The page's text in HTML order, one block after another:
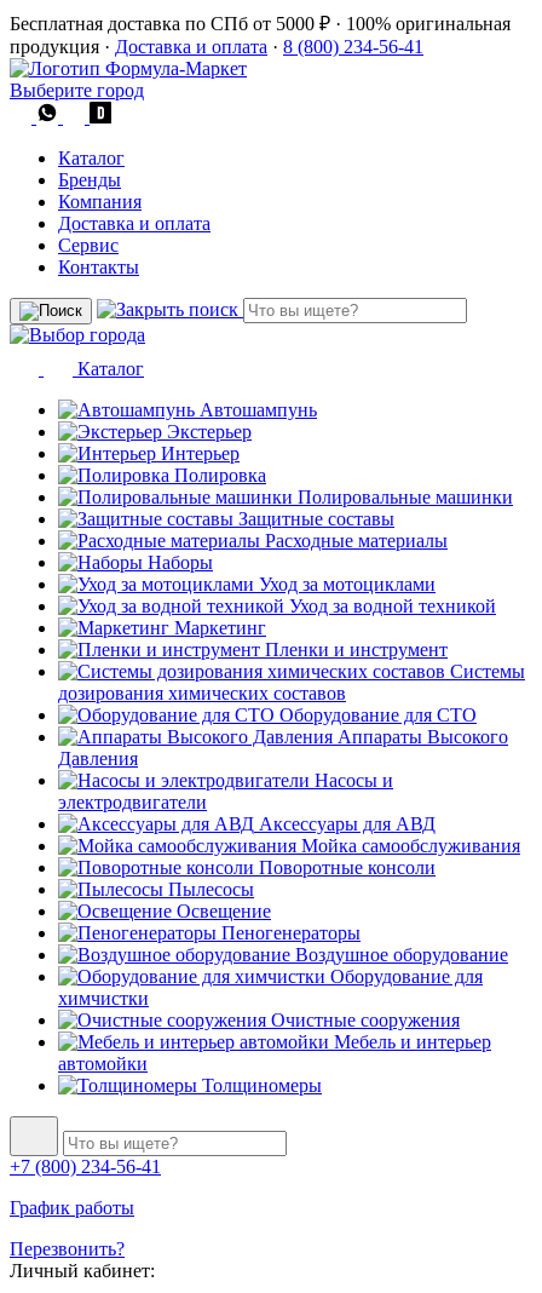
Бесплатная доставка по СПб от 5000 ₽ · 100% оригинальная
продукция · Доставка и оплата · 8 (800) 234-56-41
Выберите город
Каталог
Бренды
Компания
Доставка и оплата
Сервис
Контакты
Каталог
Автошампунь
Экстерьер
Интерьер
Полировка
Полировальные машинки
Защитные составы
Расходные материалы
Наборы
Уход за мотоциклами
Уход за водной техникой
Маркетинг
Пленки и инструмент
Системы
дозирования химических составов
Оборудование для СТО
Аппараты Высокого
Давления
Насосы и
электродвигатели
Аксессуары для АВД
Мойка самообслуживания
Поворотные консоли
Пылесосы
Освещение
Пеногенераторы
Воздушное оборудование
Оборудование для
химчистки
Очистные сооружения
Мебель и интерьер
автомойки
Толщиномеры
+7 (800) 234-56-41
График работы
Перезвонить?
Личный кабинет: